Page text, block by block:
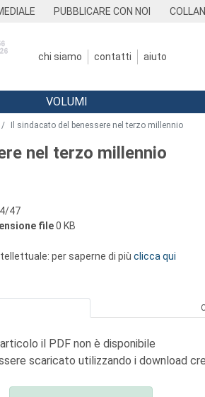
PUBBLICARE CON NOI
chi siamo contatti aiuto
VOLUMI
Il sindacato del benessere nel terzo millennio
nel terzo millennio
47
file0 KB
per saperne di più clicca qui
il PDF non è disponibile
scaricato utilizzando i download